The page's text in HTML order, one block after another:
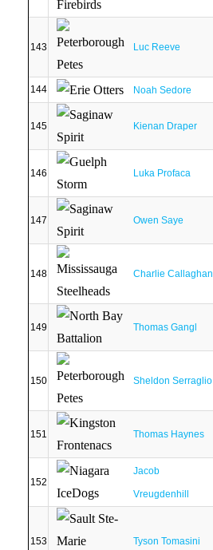
143 Luc Reeve
144 Noah Sedore
145 Kienan Draper
146 Luka Profaca
147 Owen Saye
148 Charlie Callaghan
149 Thomas Gangl
150 Sheldon Serraglio
151 Thomas Haynes
152
Jacob
Vreugdenhill
153 Tyson Tomasini